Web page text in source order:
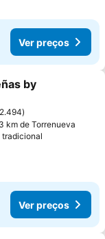
Ver preços
favoritos
by
2.494
km de Torrenueva
tradicional
Ver preços